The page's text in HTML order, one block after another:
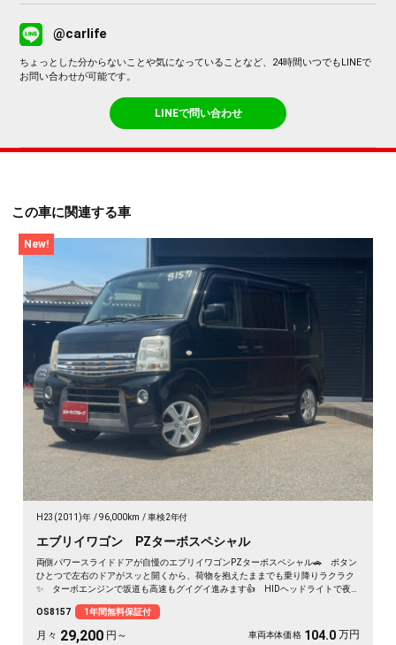
@carlife
ちょっとした分からないことや気になっていることなど、24時間いつでもLINEで
お問い合わせが可能です。
LINEで問い合わせ
この車に関連する車
New!
H23(2011)年 96,000km 車検2年付
エブリイワゴン PZターボスペシャル
両側パワースライドドアが自慢のエブリイワゴンPZターボスペシャル🚗 ボタン
ひとつで左右のドアがスッと開くから、荷物を抱えたままでも乗り降りラクラク
✨ ターボエンジンで坂道も高速もグイグイ進みます👍 HIDヘッドライトで夜
とアウトドアへ繰り出したくなる一台です🚗 前向きな一歩を応援する《1年保証
付》です📌
OS8157 1年間無料保証付
月々 29,200 円～ 車両本体価格 104.0 万円